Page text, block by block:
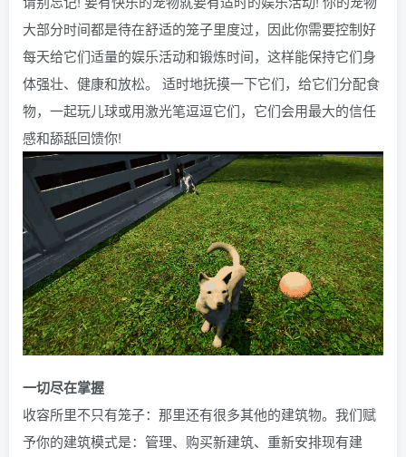
大部分时间都是待在舒适的笼子里度过，因此你需要控制好
每天给它们适量的娱乐活动和锻炼时间，这样能保持它们身
体强壮、健康和放松。 适时地抚摸一下它们，给它们分配食
物，一起玩儿球或用激光笔逗逗它们，它们会用最大的信任
感和舔舐回馈你!
一切尽在掌握
收容所里不只有笼子：那里还有很多其他的建筑物。我们赋
予你的建筑模式是：管理、购买新建筑、重新安排现有建